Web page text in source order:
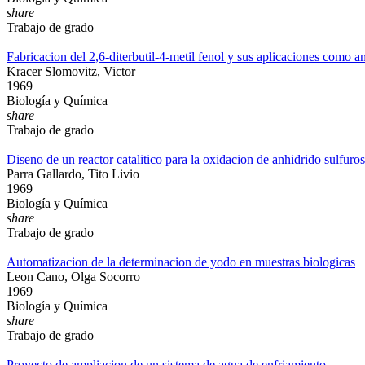
share
Trabajo de grado
Fabricacion del 2,6-diterbutil-4-metil fenol y sus aplicaciones como
Kracer Slomovitz, Victor
1969
Biología y Química
share
Trabajo de grado
Diseno de un reactor catalitico para la oxidacion de anhidrido
Parra Gallardo, Tito Livio
1969
Biología y Química
share
Trabajo de grado
Automatizacion de la determinacion de yodo en muestras biologicas
Leon Cano, Olga Socorro
1969
Biología y Química
share
Trabajo de grado